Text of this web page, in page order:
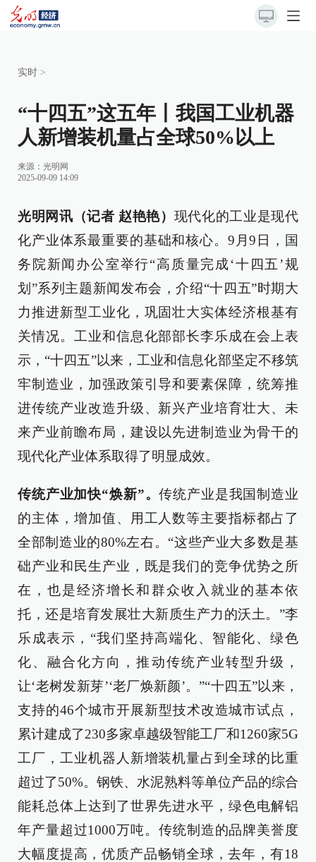
实时 >
“十四五”这五年丨我国工业机器
人新增装机量占全球50%以上
来源： 光明网
2025-09-09 14:09
光明网讯（记者 赵艳艳） 现代化的工业是现代
化产业体系最重要的基础和核心。9月9日，国
务院新闻办公室举行“高质量完成‘十四五’规
划”系列主题新闻发布会，介绍“十四五”时期大
力推进新型工业化，巩固壮大实体经济根基有
关情况。工业和信息化部部长李乐成在会上表
示，“十四五”以来，工业和信息化部坚定不移筑
牢制造业，加强政策引导和要素保障，统筹推
进传统产业改造升级、新兴产业培育壮大、未
来产业前瞻布局，建设以先进制造业为骨干的
现代化产业体系取得了明显成效。
传统产业加快“焕新”。传统产业是我国制造业
的主体，增加值、用工人数等主要指标都占了
全部制造业的80%左右。“这些产业大多数是基
础产业和民生产业，既是我们的竞争优势之所
在，也是经济增长和群众收入就业的基本依
托，还是培育发展壮大新质生产力的沃土。”李
乐成表示，“我们坚持高端化、智能化、绿色
化、融合化方向，推动传统产业转型升级，
让‘老树发新芽’‘老厂焕新颜’。”“十四五”以来，
支持的46个城市开展新型技术改造城市试点，
累计建成了230多家卓越级智能工厂和1260家5G
工厂，工业机器人新增装机量占到全球的比重
超过了50%。钢铁、水泥熟料等单位产品的综合
能耗总体上达到了世界先进水平，绿色电解铝
年产量超过1000万吨。传统制造的品牌美誉度
大幅度提高，优质产品畅销全球，去年，有18